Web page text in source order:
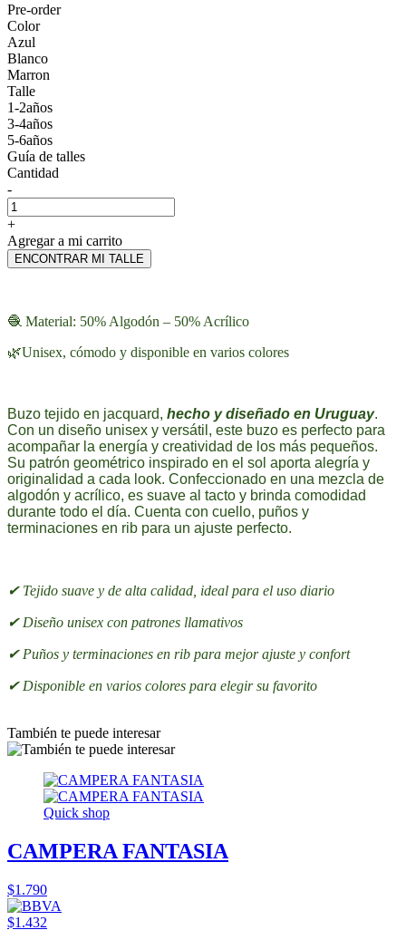
Pre-order
Color
Azul
Blanco
Marron
Talle
1-2años
3-4años
5-6años
Guía de talles
Cantidad
-
+
Agregar a mi carrito
ENCONTRAR MI TALLE
🧶 Material: 50% Algodón – 50% Acrílico
🌿Unisex, cómodo y disponible en varios colores
Buzo tejido en jacquard, hecho y diseñado en Uruguay.
Con un diseño unisex y versátil, este buzo es perfecto para
acompañar la energía y creatividad de los más pequeños.
Su patrón geométrico inspirado en el sol aporta alegría y
originalidad a cada look. Confeccionado en una mezcla de
algodón y acrílico, es suave al tacto y brinda comodidad
durante todo el día. Cuenta con cuello, puños y
terminaciones en rib para un ajuste perfecto.
✔ Tejido suave y de alta calidad, ideal para el uso diario
✔ Diseño unisex con patrones llamativos
✔ Puños y terminaciones en rib para mejor ajuste y confort
✔ Disponible en varios colores para elegir su favorito
También te puede interesar
Quick shop
CAMPERA FANTASIA
$1.790
$1.432